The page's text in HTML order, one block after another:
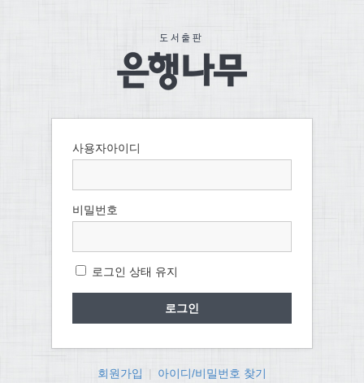
사용자아이디
비밀번호
로그인 상태 유지
회원가입 아이디/비밀번호 찾기